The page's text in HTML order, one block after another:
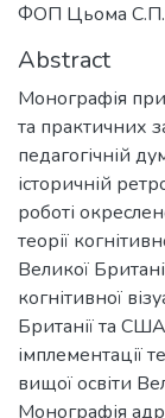
ФОП Цьома С.П.
Abstract
Монографія
та практичних
педагогічній
історичній
роботі
теорії
Великої
когнітивної
Британії та
імплементації
вищої освіти
Монографія